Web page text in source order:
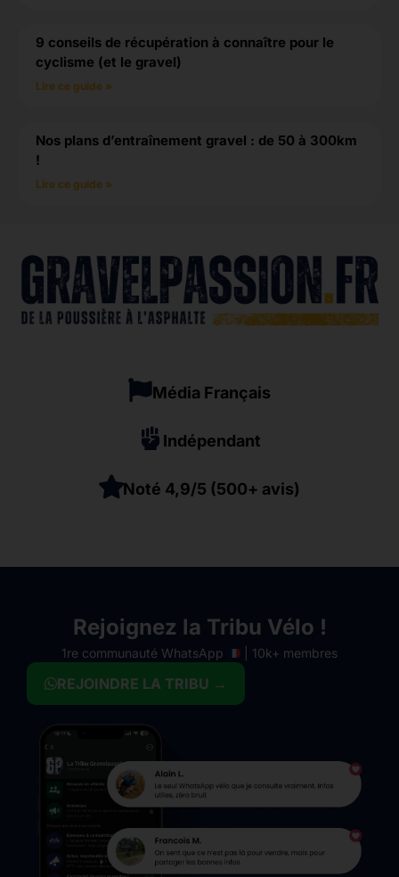
9 conseils de récupération à connaître pour le
cyclisme (et le gravel)
Lire ce guide »
Nos plans d’entraînement gravel : de 50 à 300km
!
Lire ce guide »
Média Français
Indépendant
Noté 4,9/5 (500+ avis)
Rejoignez la Tribu Vélo !
1re communauté WhatsApp | 10k+ membres
REJOINDRE LA TRIBU →